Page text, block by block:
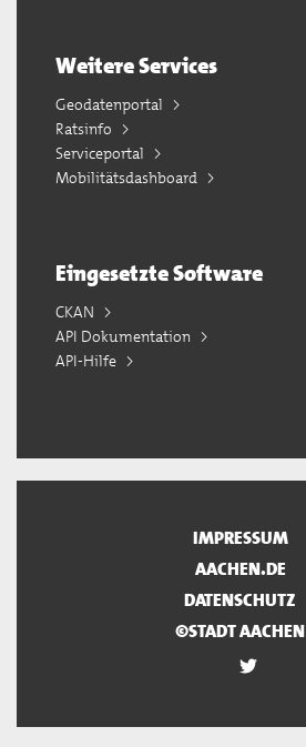
Weitere Services
Geodatenportal
Ratsinfo
Serviceportal
Mobilitätsdashboard
Eingesetzte Software
CKAN
API Dokumentation
API-Hilfe
IMPRESSUM
AACHEN.DE
DATENSCHUTZ
©STADT AACHEN